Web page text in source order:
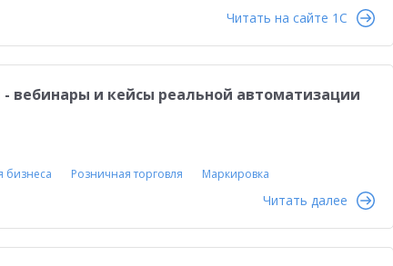
Читать на сайте 1C
вебинары и кейсы реальной автоматизации
бизнеса Розничная торговля Маркировка
Читать далее